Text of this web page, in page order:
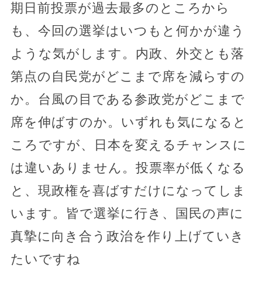
期日前投票が過去最多のところから
も、今回の選挙はいつもと何かが違う
ような気がします。内政、外交とも落
第点の自民党がどこまで席を減らすの
か。台風の目である参政党がどこまで
席を伸ばすのか。いずれも気になると
ころですが、日本を変えるチャンスに
は違いありません。投票率が低くなる
と、現政権を喜ばすだけになってしま
います。皆で選挙に行き、国民の声に
真摯に向き合う政治を作り上げていき
たいですね